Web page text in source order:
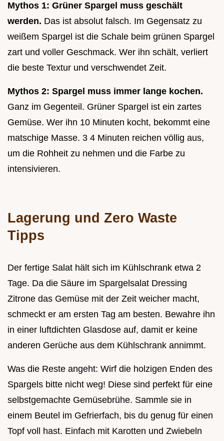
Mythos 1: Grüner Spargel muss geschält
werden. Das ist absolut falsch. Im Gegensatz zu
weißem Spargel ist die Schale beim grünen Spargel
zart und voller Geschmack. Wer ihn schält, verliert
die beste Textur und verschwendet Zeit.
Mythos 2: Spargel muss immer lange kochen.
Ganz im Gegenteil. Grüner Spargel ist ein zartes
Gemüse. Wer ihn 10 Minuten kocht, bekommt eine
matschige Masse. 3 4 Minuten reichen völlig aus,
um die Rohheit zu nehmen und die Farbe zu
intensivieren.
Lagerung und Zero Waste
Tipps
Der fertige Salat hält sich im Kühlschrank etwa 2
Tage. Da die Säure im Spargelsalat Dressing
Zitrone das Gemüse mit der Zeit weicher macht,
schmeckt er am ersten Tag am besten. Bewahre ihn
in einer luftdichten Glasdose auf, damit er keine
anderen Gerüche aus dem Kühlschrank annimmt.
Was die Reste angeht: Wirf die holzigen Enden des
Spargels bitte nicht weg! Diese sind perfekt für eine
selbstgemachte Gemüsebrühe. Sammle sie in
einem Beutel im Gefrierfach, bis du genug für einen
Topf voll hast. Einfach mit Karotten und Zwiebeln